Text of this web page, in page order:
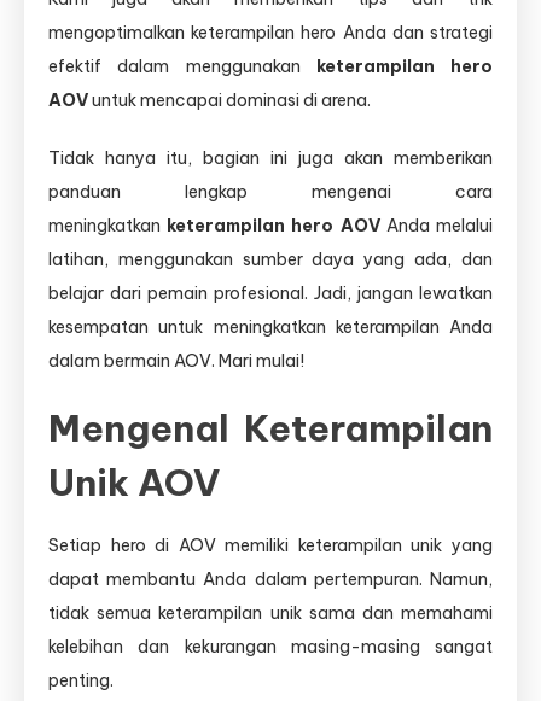
mengoptimalkan keterampilan hero Anda dan strategi
efektif dalam menggunakan keterampilan hero
AOVuntuk mencapai dominasi di arena.
Tidak hanya itu, bagian ini juga akan memberikan
panduan lengkap mengenai cara
meningkatkan keterampilan hero AOVAnda melalui
latihan, menggunakan sumber daya yang ada, dan
belajar dari pemain profesional. Jadi, jangan lewatkan
kesempatan untuk meningkatkan keterampilan Anda
dalam bermain AOV. Mari mulai!
Mengenal Keterampilan
Unik AOV
Setiap hero di AOV memiliki keterampilan unik yang
dapat membantu Anda dalam pertempuran. Namun,
tidak semua keterampilan unik sama dan memahami
kelebihan dan kekurangan masing-masing sangat
penting.